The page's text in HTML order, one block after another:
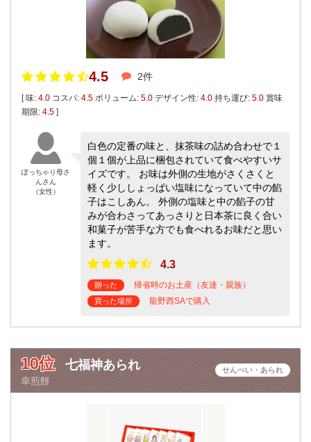
4.5 2件
[ 味: 4.0 コスパ: 4.5 ボリューム: 5.0 デザイン性: 4.0 持ち運び: 5.0 賞味
期限: 4.5 ]
ぽっちゃり母さ
んさん
（女性）
白色の定番の味と、抹茶味の詰め合わせで１
個１個が上品に梱包されていて食べやすいサ
イズです。 お味は外側の生地がさくさくと
軽く少ししょっぱい塩味になっていて中の餡
子はこしあん。 外側の塩味と中の餡子の甘
みが合わさってあっさりと日本茶に良く合い
和菓子が苦手な方でも食べれるお味だと思い
ます。
4.3
贈った 帰省時のお土産（友達・親族）
買った場所 龍野西SAで購入
10位 七福神あられ
幸煎餅
せんべい・あられ